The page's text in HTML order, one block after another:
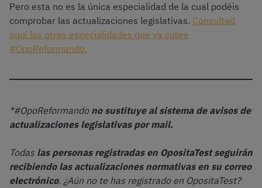
Pero esta no es la única especialidad de la cual podéis
comprobar las actualizaciones legislativas. Consultad
aquí las otras especialidades que ya cubre
#OpoReformando.
*#OpoReformando no sustituye al sistema de avisos de
actualizaciones legislativas por mail.
Todas las personas registradas en OpositaTest seguirán
recibiendo las actualizaciones normativas en su correo
electrónico. ¿Aún no te has registrado en OpositaTest?